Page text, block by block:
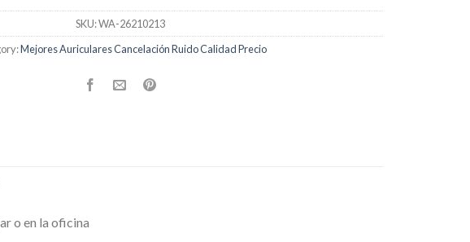
SKU:WA-26210213
Mejores Auriculares Cancelación Ruido Calidad Precio
o en la oficina